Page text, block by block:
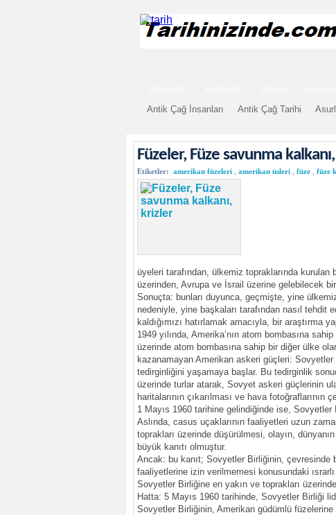
Antik Çağ İnsanları Antik Çağ Tarihi
Füzeler, Füze savunma
Etiketler: amerikan füzeleri amerikan üsleri füze füze
üyeleri tarafından, ülkemiz topraklarında
üzerinden, Avrupa ve İsrail üzerine gelebilecek bir
Sonuçta: bunları duyunca, geçmişte, yine
nedeniyle, yine başkaları tarafından nasıl tehdit
kaldığımızı hatırlamak amacıyla, bir araştırma
1949 yılında, Amerika’nın atom bombasına
üzerinde atom bombasına sahip bir diğer ülke
kazanamayan Amerikan askeri güçleri:
tedirginliğini yaşamaya başlar. Bu tedirginlik
üzerinde turlar atarak, Sovyet askeri güçlerinin
haritalarının çıkarılması ve hava fotoğraflarının
1 Mayıs 1960 tarihine gelindiğinde ise,
Aslında, casus uçaklarının faaliyetleri uzun
toprakları üzerinde düşürülmesi, olayın,
büyük kanıtı olmuştur.
Ancak: bu kanıt; Sovyetler Birliğinin, çevresinde
faaliyetlerine izin verilmemesi konusundaki
Sovyetler Birliğine en yakın ve toprakları
Hatta: 5 Mayıs 1960 tarihinde, Sovyetler Birliği
Sovyetler Birliğinin, Amerikan güdümlü füzelerine